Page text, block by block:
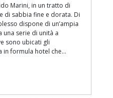
Marini, in un tratto di
di sabbia fine e dorata. Di
dispone di un’ampia
una serie di unità a
sono ubicati gli
in formula hotel che